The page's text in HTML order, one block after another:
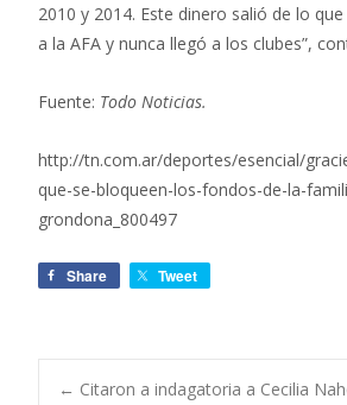
2010 y 2014. Este dinero salió de lo
a la AFA y nunca llegó a los clubes”,
Fuente: Todo Noticias.
http://tn.com.ar/deportes/esencial/
que-se-bloqueen-los-fondos-de-la-
grondona_800497
Share Tweet
← Citaron a indagatoria a Cecilia